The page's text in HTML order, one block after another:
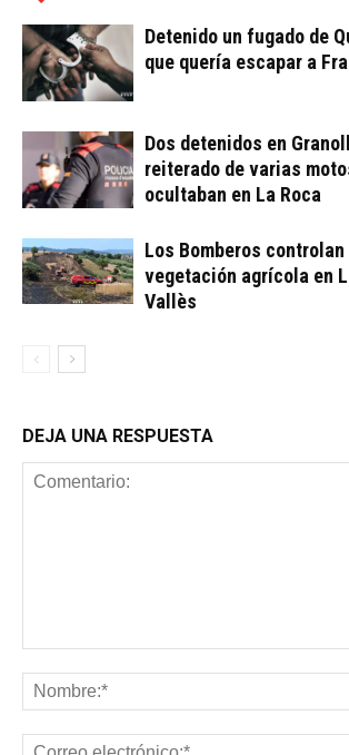
Detenido un fugado de
que quería escapar a
Dos detenidos en
reiterado de varias
ocultaban en La Roca
Los Bomberos
vegetación agrícola en
Vallès
DEJA UNA RESPUESTA